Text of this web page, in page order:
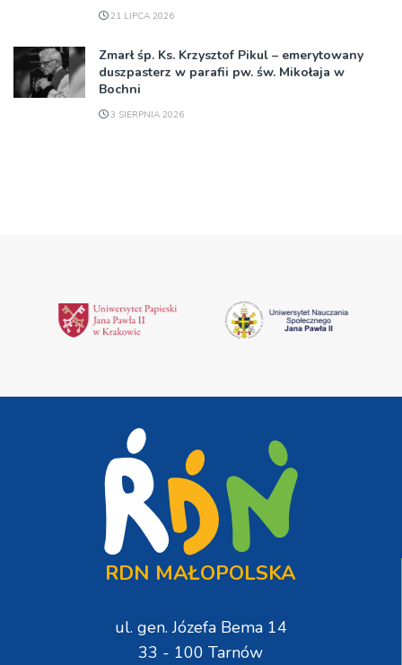
21 LIPCA 2026
Zmarł śp. Ks. Krzysztof Pikul – emerytowany
duszpasterz w parafii pw. św. Mikołaja w
Bochni
3 SIERPNIA 2026
RDN MAŁOPOLSKA
ul. gen. Józefa Bema 14
33 - 100 Tarnów